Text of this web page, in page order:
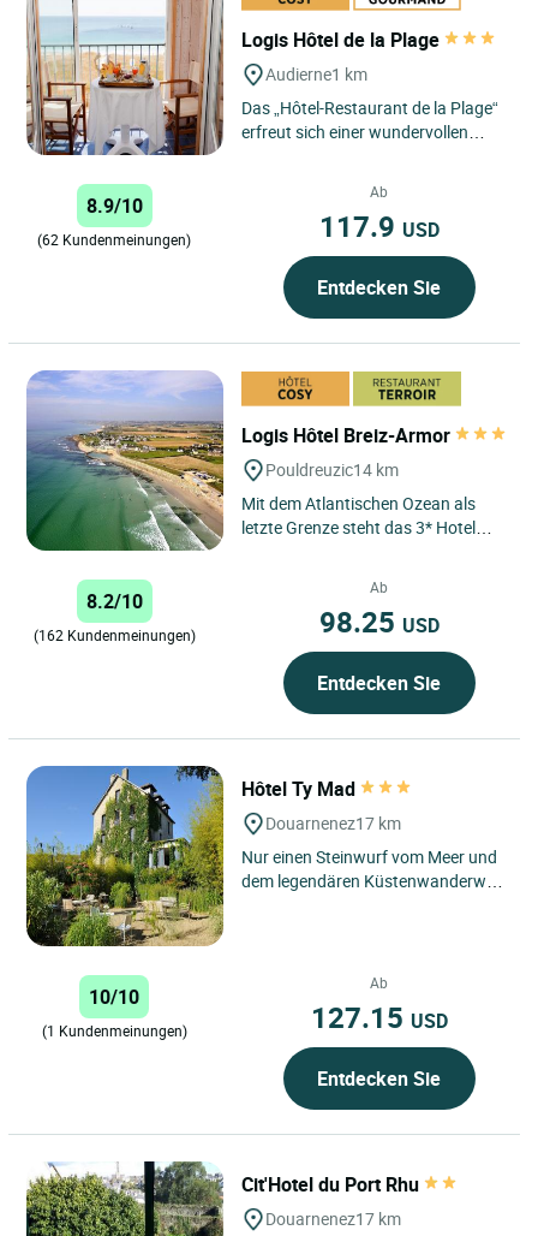
Logis Hôtel de la Plage
Audierne1 km
Das „Hôtel-Restaurant de la Plage“
erfreut sich einer wundervollen
8.9/10
(62 Kundenmeinungen)
Ab
117.9 USD
Entdecken Sie
Logis Hôtel Breiz-Armor
Pouldreuzic14 km
Mit dem Atlantischen Ozean als
letzte Grenze steht das 3* Hotel
8.2/10
(162 Kundenmeinungen)
Ab
98.25 USD
Entdecken Sie
Hôtel Ty Mad
Douarnenez17 km
Nur einen Steinwurf vom Meer und
dem legendären Küstenwanderweg
10/10
(1 Kundenmeinungen)
Ab
127.15 USD
Entdecken Sie
Cit'Hotel du Port Rhu
Douarnenez17 km